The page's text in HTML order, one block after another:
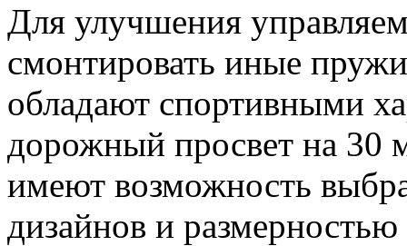
Для улучшения
смонтировать иные
обладают спортивными
дорожный просвет на 30
имеют возможность
дизайнов и